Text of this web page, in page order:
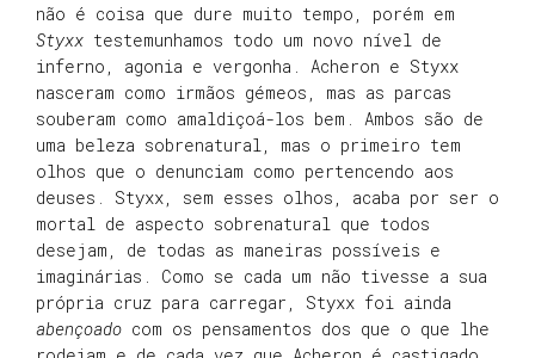
não é coisa que dure muito tempo, porém em
Styxx testemunhamos todo um novo nível de
inferno, agonia e vergonha. Acheron e Styxx
nasceram como irmãos gémeos, mas as parcas
souberam como amaldiçoá-los bem. Ambos são de
uma beleza sobrenatural, mas o primeiro tem
olhos que o denunciam como pertencendo aos
deuses. Styxx, sem esses olhos, acaba por ser o
mortal de aspecto sobrenatural que todos
desejam, de todas as maneiras possíveis e
imaginárias. Como se cada um não tivesse a sua
própria cruz para carregar, Styxx foi ainda
abençoado com os pensamentos dos que o que lhe